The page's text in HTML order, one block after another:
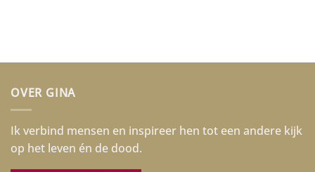
OVER GINA
Ik verbind mensen en inspireer hen tot een andere kijk
op het leven én de dood.